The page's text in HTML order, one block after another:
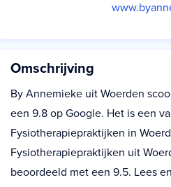
Omschrijving
By Annemieke uit Woerden
een 9.8 op Google. Het is een
Fysiotherapiepraktijken in
Fysiotherapiepraktijken uit
beoordeeld met een 9.5. Lees